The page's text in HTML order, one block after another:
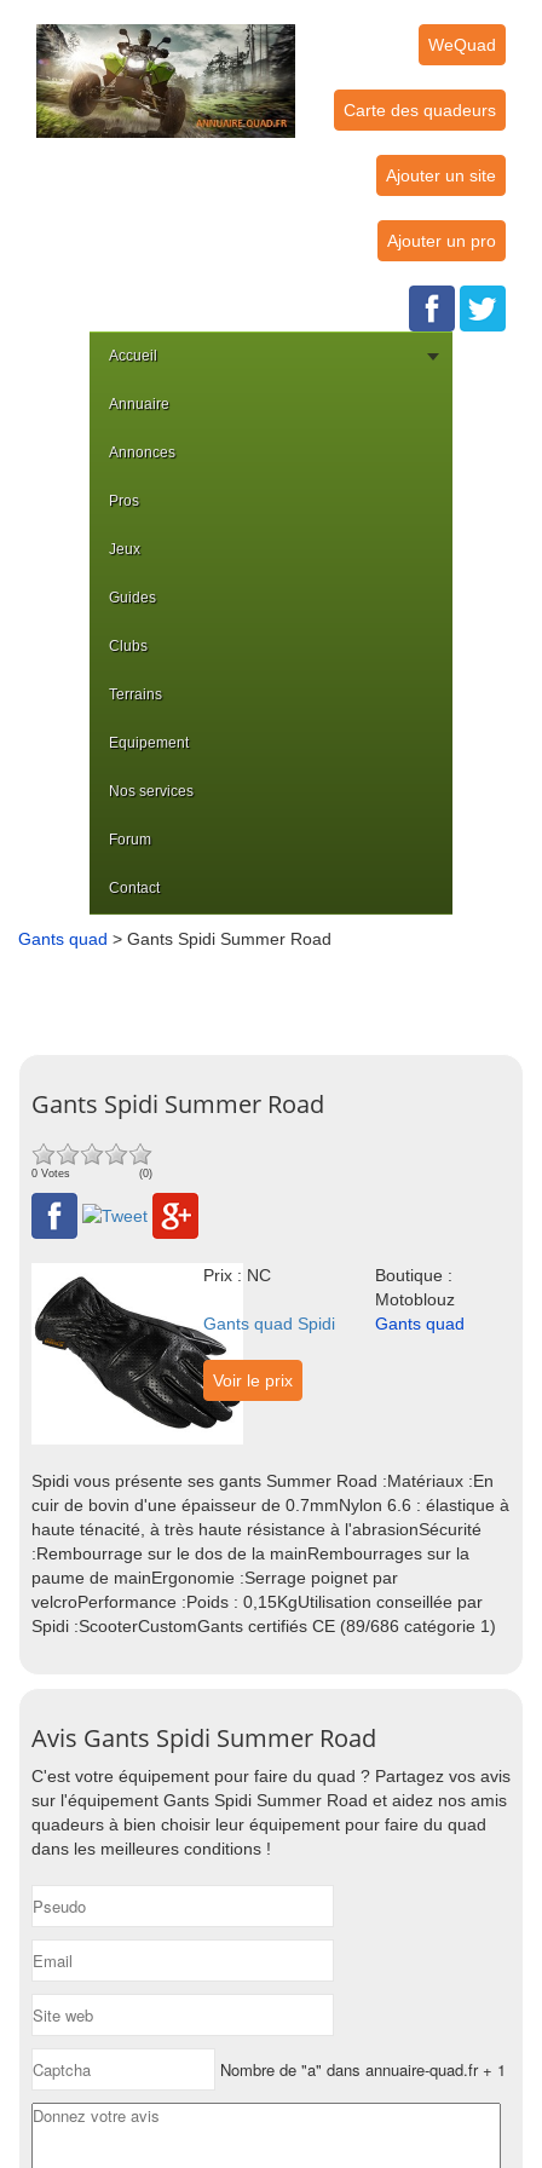
WeQuad
Carte des quadeurs
Ajouter un site
Ajouter un pro
Accueil
Annuaire
Annonces
Pros
Jeux
Guides
Clubs
Terrains
Equipement
Nos services
Forum
Contact
Gants quad > Gants Spidi Summer Road
Gants Spidi Summer Road
0 Votes (0)
Prix : NC
Boutique :
Motoblouz
Gants quad Spidi
Gants quad
Voir le prix
Spidi vous présente ses gants Summer Road :Matériaux :En
cuir de bovin d'une épaisseur de 0.7mmNylon 6.6 : élastique à
haute ténacité, à très haute résistance à l'abrasionSécurité
:Rembourrage sur le dos de la mainRembourrages sur la
paume de mainErgonomie :Serrage poignet par
velcroPerformance :Poids : 0,15KgUtilisation conseillée par
Spidi :ScooterCustomGants certifiés CE (89/686 catégorie 1)
Avis Gants Spidi Summer Road
C'est votre équipement pour faire du quad ? Partagez vos avis
sur l'équipement Gants Spidi Summer Road et aidez nos amis
quadeurs à bien choisir leur équipement pour faire du quad
dans les meilleures conditions !
Nombre de "a" dans annuaire-quad.fr + 1